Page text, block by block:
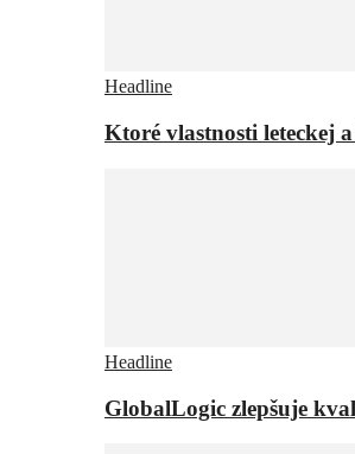
Headline
Ktoré vlastnosti leteckej
Headline
GlobalLogic zlepšuje